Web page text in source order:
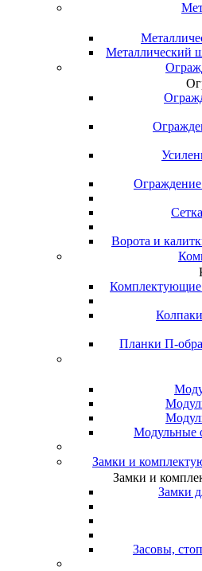
Металлический
Ворота и
Комплектующие
Планки П-
Модульные
Замки и
Замки и
Замки
Засовы,